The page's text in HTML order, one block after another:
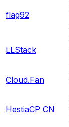
flag92
LLStack
Cloud.Fan
HestiaCP CN